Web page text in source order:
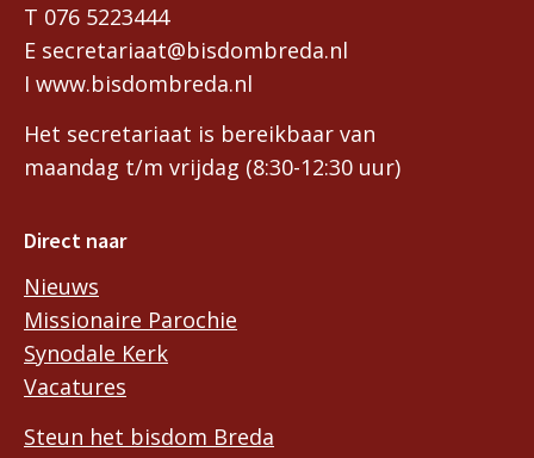
T 076 5223444
E secretariaat@bisdombreda.nl
I www.bisdombreda.nl
Het secretariaat is bereikbaar van
maandag t/m vrijdag (8:30-12:30 uur)
Direct naar
Nieuws
Missionaire Parochie
Synodale Kerk
Vacatures
Steun het bisdom Breda